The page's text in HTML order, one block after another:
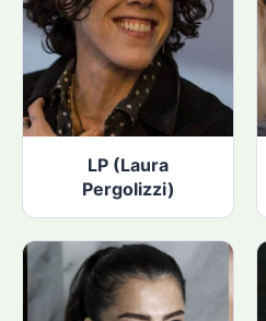
LP (Laura
Pergolizzi)